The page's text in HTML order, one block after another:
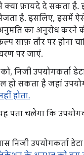
क्या फ़ायदे दे सकता है.
है. इसलिए, इसमें ऐसे
का अनुरोध करने
तौर पर होना
पर जाएं.
निजी उपयोगकर्ता
हो सकता है जहां
होता.
पता चलेगा कि
निजी उपयोगकर्ता